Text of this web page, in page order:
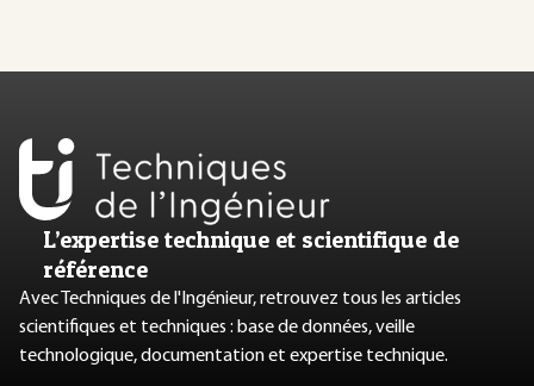
L’expertise technique et scientifique de
référence
Avec Techniques de l'Ingénieur, retrouvez tous les articles
scientifiques et techniques : base de données, veille
technologique, documentation et expertise technique.